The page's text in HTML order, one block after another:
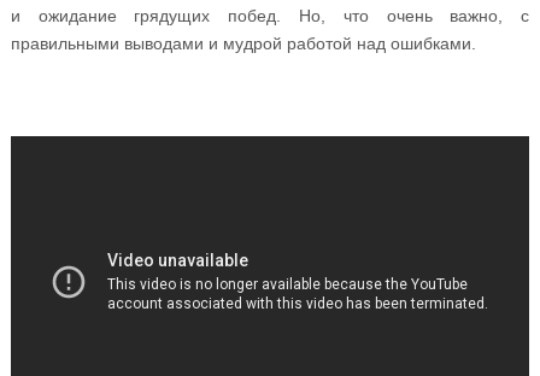
и ожидание грядущих побед. Но, что очень важно, с
правильными выводами и мудрой работой над ошибками.